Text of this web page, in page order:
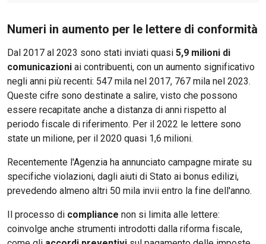
Numeri in aumento per le lettere di conformità
Dal 2017 al 2023 sono stati inviati quasi 5,9 milioni di
comunicazioni ai contribuenti, con un aumento significativo
negli anni più recenti: 547 mila nel 2017, 767 mila nel 2023.
Queste cifre sono destinate a salire, visto che possono
essere recapitate anche a distanza di anni rispetto al
periodo fiscale di riferimento. Per il 2022 le lettere sono
state un milione, per il 2020 quasi 1,6 milioni.
Recentemente l'Agenzia ha annunciato campagne mirate su
specifiche violazioni, dagli aiuti di Stato ai bonus edilizi,
prevedendo almeno altri 50 mila invii entro la fine dell'anno.
Il processo di compliance non si limita alle lettere:
coinvolge anche strumenti introdotti dalla riforma fiscale,